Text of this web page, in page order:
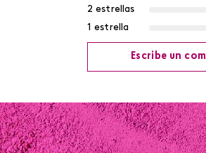
2 estrellas
1 estrella
Escribe un
Agregar
Título